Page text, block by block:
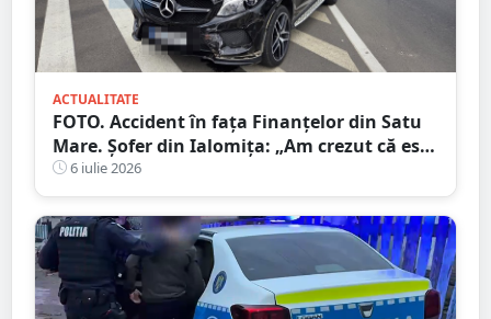
ACTUALITATE
FOTO. Accident în fața Finanțelor din Satu
Mare. Șofer din Ialomița: „Am crezut că este
sens giratoriu”
6 iulie 2026